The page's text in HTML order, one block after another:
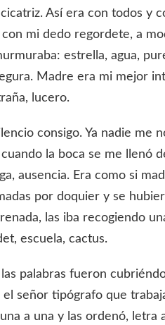
Así era con todos y
mi dedo regordete, a
estrella, agua,
Madre era mi mejor
lucero.
consigo. Ya nadie me
la boca se me llenó
ausencia. Era como si
por doquier y se
las iba recogiendo
escuela, cactus.
palabras fueron
señor tipógrafo que
a una y las ordenó, letra